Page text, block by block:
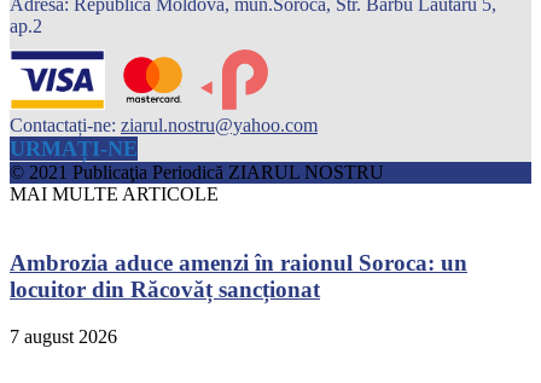
Adresa: Republica Moldova, mun.Soroca, Str. Barbu Lăutaru 5,
ap.2
Contactați-ne: ziarul.nostru@yahoo.com
URMAȚI-NE
© 2021 Publicaţia Periodică ZIARUL NOSTRU
MAI MULTE ARTICOLE
Ambrozia aduce amenzi în raionul Soroca: un
locuitor din Răcovăț sancționat
7 august 2026